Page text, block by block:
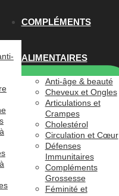
COMPLÉMENTS
ALIMENTAIRES
Anti-âge & beauté
Cheveux et Ongles
Articulations et
Crampes
Cholestérol
Circulation et Cœur
Défenses
Immunitaires
Compléments
Grossesse
Féminité et